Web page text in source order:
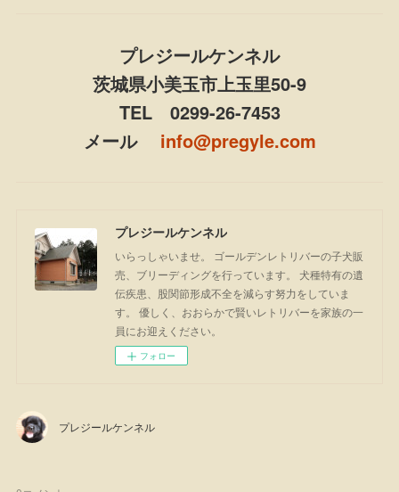
プレジールケンネル
茨城県小美玉市上玉里50-9
TEL 0299-26-7453
メール info@pregyle.com
プレジールケンネル
いらっしゃいませ。 ゴールデンレトリバーの子犬販
売、ブリーディングを行っています。 犬種特有の遺
伝疾患、股関節形成不全を減らす努力をしていま
す。 優しく、おおらかで賢いレトリバーを家族の一
員にお迎えください。
フォロー
プレジールケンネル